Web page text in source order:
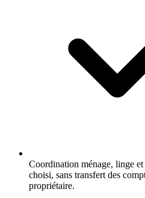
Coordination ménage, linge
choisi, sans transfert des
propriétaire.